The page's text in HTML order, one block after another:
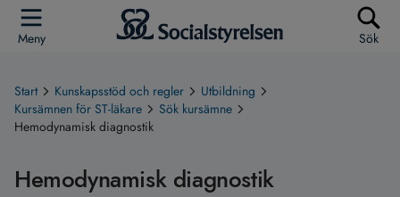
Meny Sök
Start Kunskapsstöd och regler
Utbildning
Kursämnen för ST-läkare
Sök kursämne
Hemodynamisk diagnostik
Hemodynamisk diagnostik